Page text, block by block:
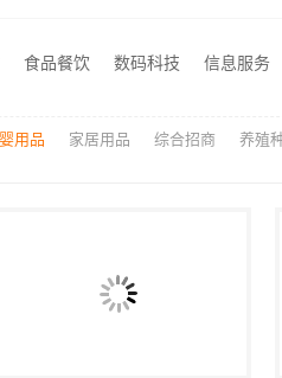
新郑住宅装修靠谱吗河南璟臻环保建材有限公司标准化施工
食品餐饮 数码科技 信息服务
用品 家居用品 综合招商 养殖